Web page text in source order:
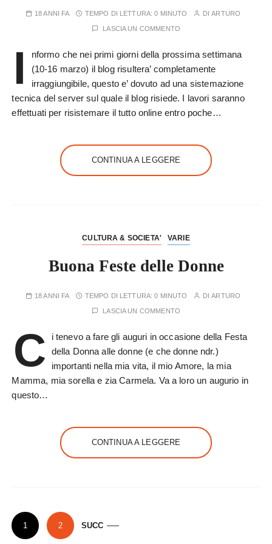
18 ANNI FA TEMPO DI LETTURA:0 MINUTO DIARTURO
LASCIA UN COMMENTO
I
nformo che nei primi giorni della prossima settimana
(10-16 marzo) il blog risultera’ completamente
irraggiungibile, questo e’ dovuto ad una sistemazione
tecnica del server sul quale il blog risiede. I lavori saranno
effettuati per risistemare il tutto online entro poche…
CONTINUA A LEGGERE
CULTURA & SOCIETA' VARIE
Buona Feste delle Donne
18 ANNI FA TEMPO DI LETTURA:0 MINUTO DIARTURO
LASCIA UN COMMENTO
C
i tenevo a fare gli auguri in occasione della Festa
della Donna alle donne (e che donne ndr.)
importanti nella mia vita, il mio Amore, la mia
Mamma, mia sorella e zia Carmela. Va a loro un augurio in
questo…
CONTINUA A LEGGERE
P
a
1 2 SUCC